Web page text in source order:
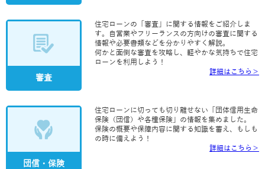
審査
住宅ローンの「審査」に関する情報をご紹介しま
す。自営業やフリーランスの方向けの審査に関する
情報や必要書類などを分かりやすく解説。
何かと面倒な審査を攻略し、軽やかな気持ちで住宅
ローンを利用しよう！
詳細はこちら＞
団信・保険
住宅ローンに切っても切り離せない「団体信用生命
保険（団信）や各種保険」の情報を集めました。
保険の概要や保障内容に関する知識を蓄え、もしも
の時に備えよう！
詳細はこちら＞